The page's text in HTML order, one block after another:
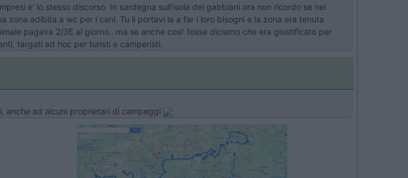
e' lo stesso discorso. In sardegna sull'isola dei gabbiani ora non ricordo se nel
adibita a wc per i cani. Tu li portavi la a far i loro bisogni e la zona era tenuta
pagava 2/3E al giorno.. ma se anche cosi' fosse diciamo che era giustificato per
targati ad hoc per turisti e camperisti.
anche ad alcuni proprietari di campeggi